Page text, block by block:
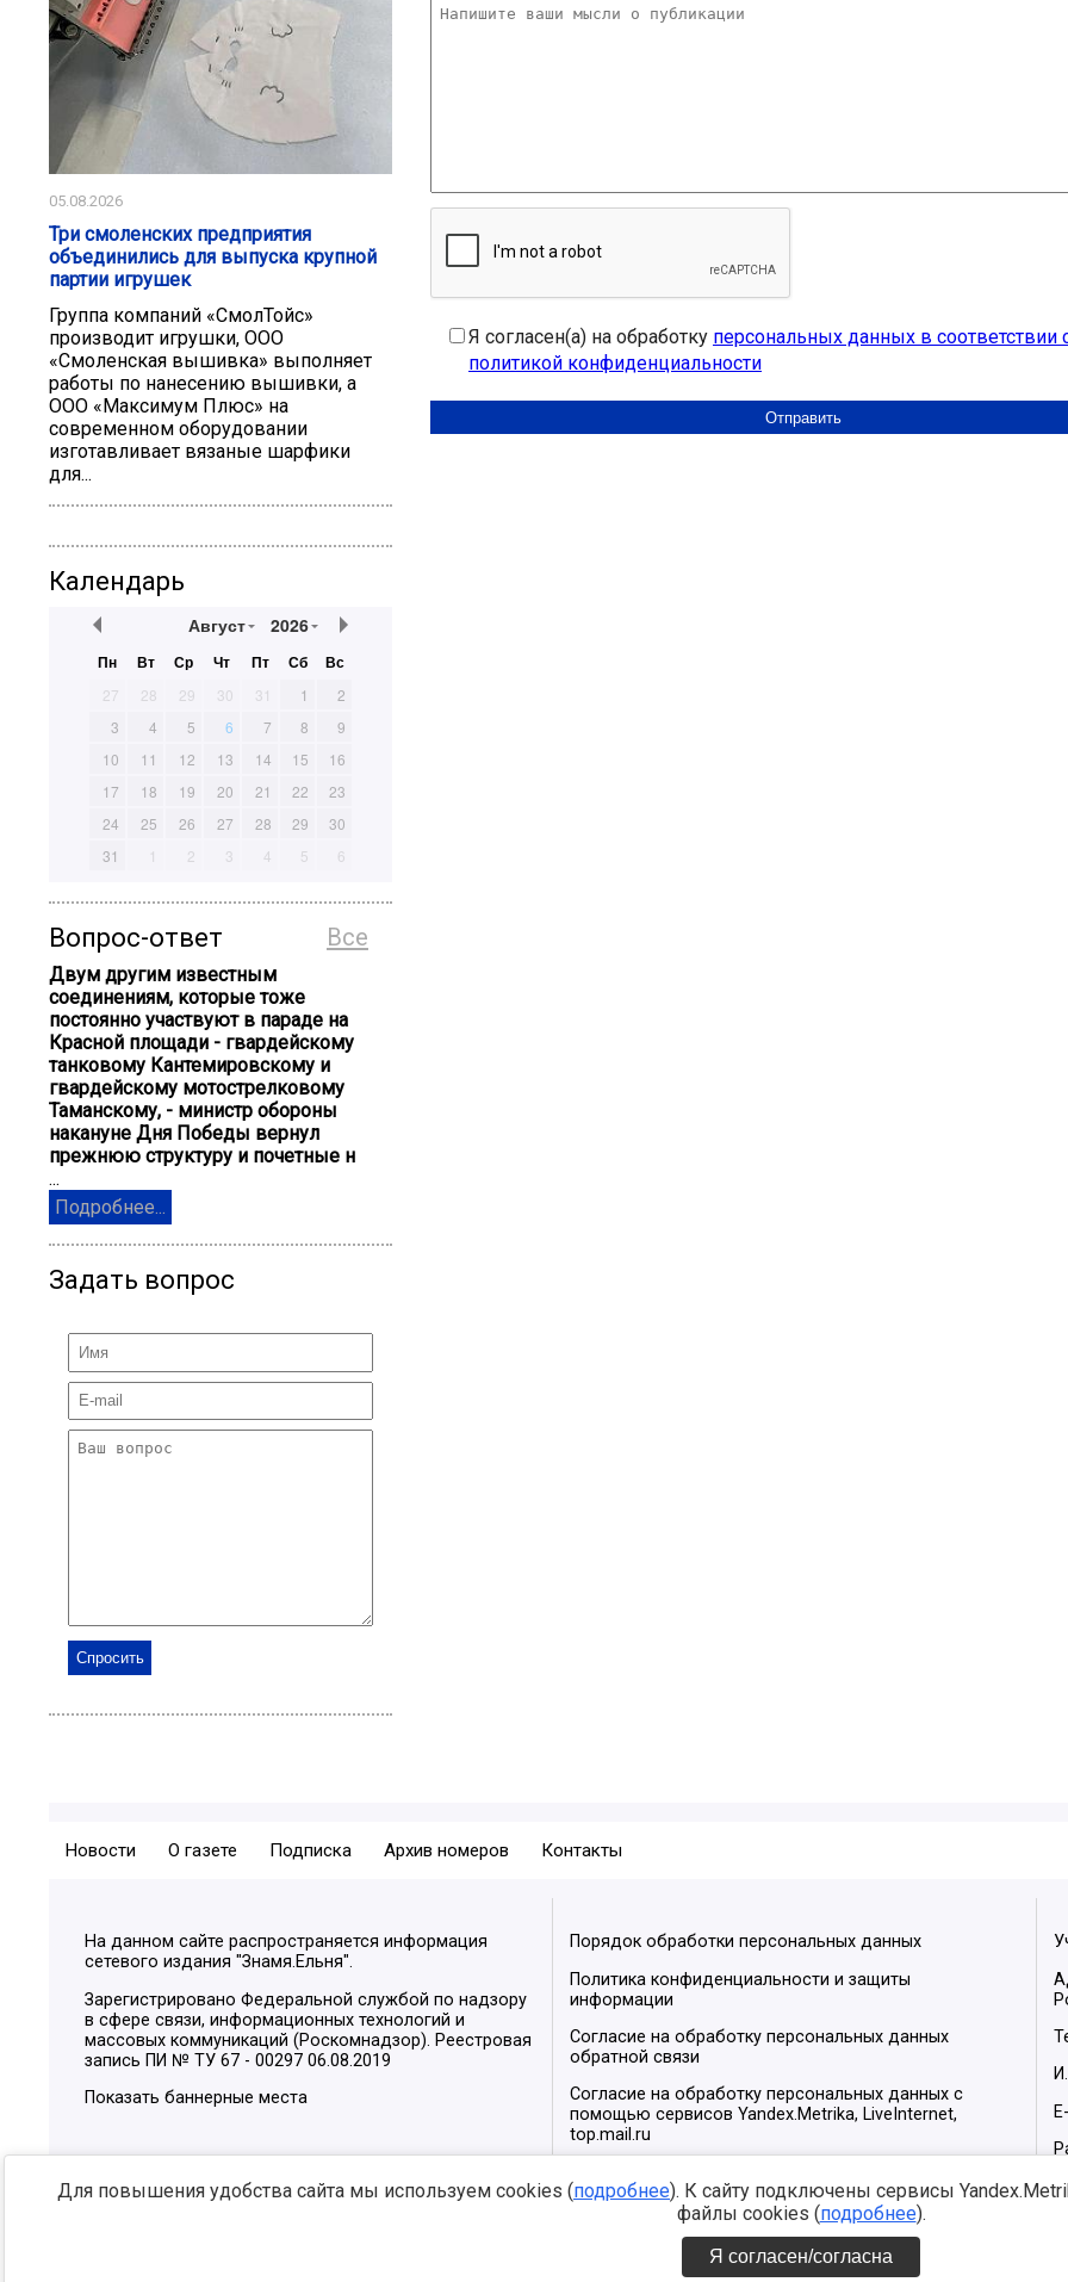
05.08.2026
Три смоленских предприятия
объединились для выпуска крупной
партии игрушек
Группа компаний «СмолТойс»
производит игрушки, ООО
«Смоленская вышивка» выполняет
работы по нанесению вышивки, а
ООО «Максимум Плюс» на
современном оборудовании
изготавливает вязаные шарфики
для...
Календарь
Август 2026
Пн Вт Ср Чт Пт Сб Вс
27 28 29 30 31 1
2
3
4 5 6 7 8
9
10
11 12 13 14 15
16
17
18 19 20 21 22
23
24
25 26 27 28 29
30
31
1 2 3 4 5 6
Все
Вопрос-ответ
Двум другим известным
соединениям, которые тоже
постоянно участвуют в параде на
Красной площади - гвардейскому
танковому Кантемировскому и
гвардейскому мотострелковому
Таманскому, - министр обороны
накануне Дня Победы вернул
прежнюю структуру и почетные н
...
Подробнее...
Задать вопрос
Я согласен(а) на обработку персональных данных в соответствии
политикой конфиденциальности
Новости О газете Подписка Архив номеров Контакты
На данном сайте распространяется информация
сетевого издания "Знамя.Ельня".
Зарегистрировано Федеральной службой по надзору
в сфере связи, информационных технологий и
массовых коммуникаций (Роскомнадзор). Реестровая
запись ПИ № ТУ 67 - 00297 06.08.2019
Показать баннерные места
Порядок обработки персональных данных
Политика конфиденциальности и защиты
информации
Согласие на обработку персональных данных
обратной связи
Согласие на обработку персональных данных с
помощью сервисов Yandex.Metrika, LiveInternet,
top.mail.ru
Для повышения удобства сайта мы используем cookies (подробнее). К сайту подключены сервисы
файлы cookies (подробнее).
Я согласен/согласна